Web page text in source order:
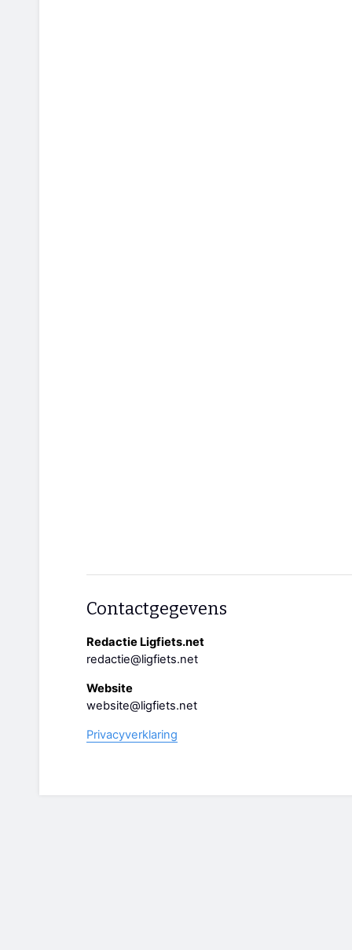
Contactgegevens
Redactie Ligfiets.net
redactie@ligfiets.net
Website
website@ligfiets.net
Privacyverklaring